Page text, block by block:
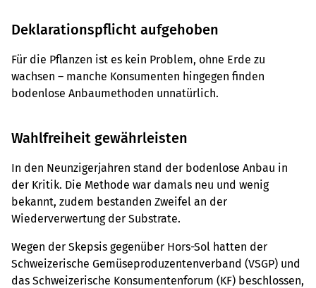
Deklarationspflicht aufgehoben
Für die Pflanzen ist es kein Problem, ohne Erde zu
wachsen – manche Konsumenten hingegen finden
bodenlose Anbaumethoden unnatürlich.
Wahlfreiheit gewährleisten
In den Neunzigerjahren stand der bodenlose Anbau in
der Kritik. Die Methode war damals neu und wenig
bekannt, zudem bestanden Zweifel an der
Wiederverwertung der Substrate.
Wegen der Skepsis gegenüber Hors-Sol hatten der
Schweizerische Gemüseproduzentenverband (VSGP) und
das Schweizerische Konsumentenforum (KF) beschlossen,